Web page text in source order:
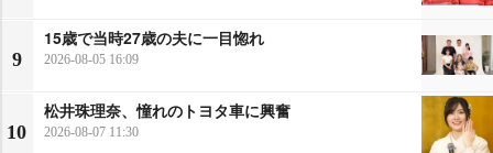
9
15歳で当時27歳の夫に一目惚れ
2026-08-05 16:09
10
松井珠理奈、憧れのトヨタ車に興奮
2026-08-07 11:30